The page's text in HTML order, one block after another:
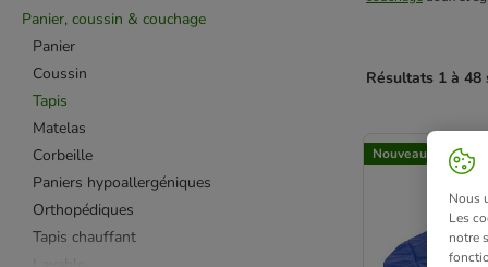
Panier, coussin & couchage
Panier
Coussin
Tapis
Matelas
Corbeille
Paniers hypoallergéniques
Orthopédiques
Tapis chauffant
Résultats 1 à 48
product items
Nouveau
Nous
Les
notre